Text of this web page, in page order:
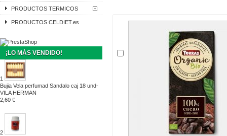
PRODUCTOS TERMICOS
PRODUCTOS CELDIET.es
¡LO MÁS VENDIDO!
1
Bujia Vela perfumad Sandalo caj 18 und-
VILA HERMAN
2,60 €
2